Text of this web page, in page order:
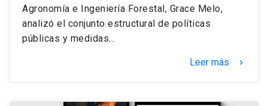
Agronomía e Ingeniería Forestal, Grace Melo,
analizó el conjunto estructural de políticas
públicas y medidas…
Leer más keyboard_arrow_right